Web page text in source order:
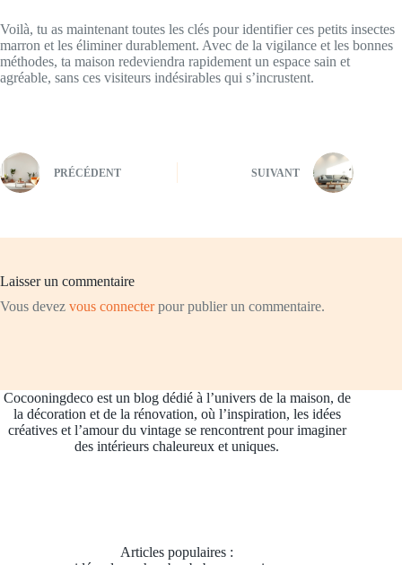
Voilà, tu as maintenant toutes les clés pour identifier ces petits insectes
marron et les éliminer durablement. Avec de la vigilance et les bonnes
méthodes, ta maison redeviendra rapidement un espace sain et
agréable, sans ces visiteurs indésirables qui s’incrustent.
PRÉCÉDENT SUIVANT
Laisser un commentaire
Vous devez vous connecterpour publier un commentaire.
Cocooningdeco est un blog dédié à l’univers de la maison, de
la décoration et de la rénovation, où l’inspiration, les idées
créatives et l’amour du vintage se rencontrent pour imaginer
des intérieurs chaleureux et uniques.
Articles populaires :